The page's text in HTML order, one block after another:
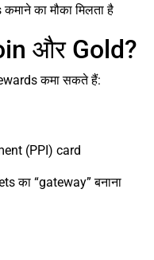
का मौका मिलता है
और Gold?
कमा सकते हैं:
(PPI) card
का “gateway” बनाना